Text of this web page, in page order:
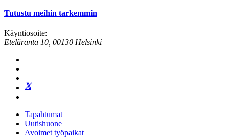
Tutustu meihin tarkemmin
Käyntiosoite:
Eteläranta 10, 00130 Helsinki
Tapahtumat
Uutishuone
Avoimet työpaikat